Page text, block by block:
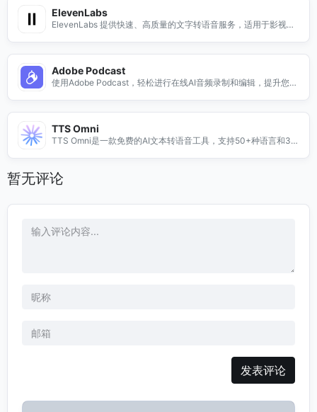
ElevenLabs
ElevenLabs 提供快速、高质量的文字转语音服务，适用于影视配
Adobe Podcast
使用Adobe Podcast，轻松进行在线AI音频录制和编辑，提升您的
TTS Omni
TTS Omni是一款免费的AI文本转语音工具，支持50+种语言和33
暂无评论
发表评论